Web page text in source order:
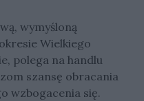
wymyśloną
Wielkiego
polega na handlu
szansę obracania
wzbogacenia się.